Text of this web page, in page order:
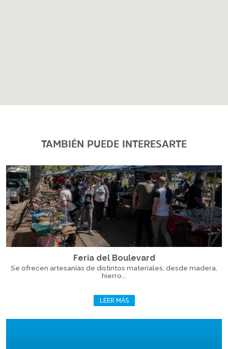
TAMBIÉN PUEDE INTERESARTE
Feria del Boulevard
Se ofrecen artesanías de distintos materiales, desde madera,
hierro...
LEER MÁS